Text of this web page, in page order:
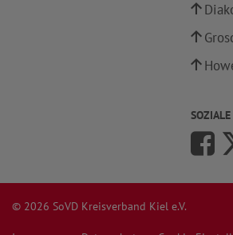
© 2026 SoVD Kreisverband Kiel e.V.